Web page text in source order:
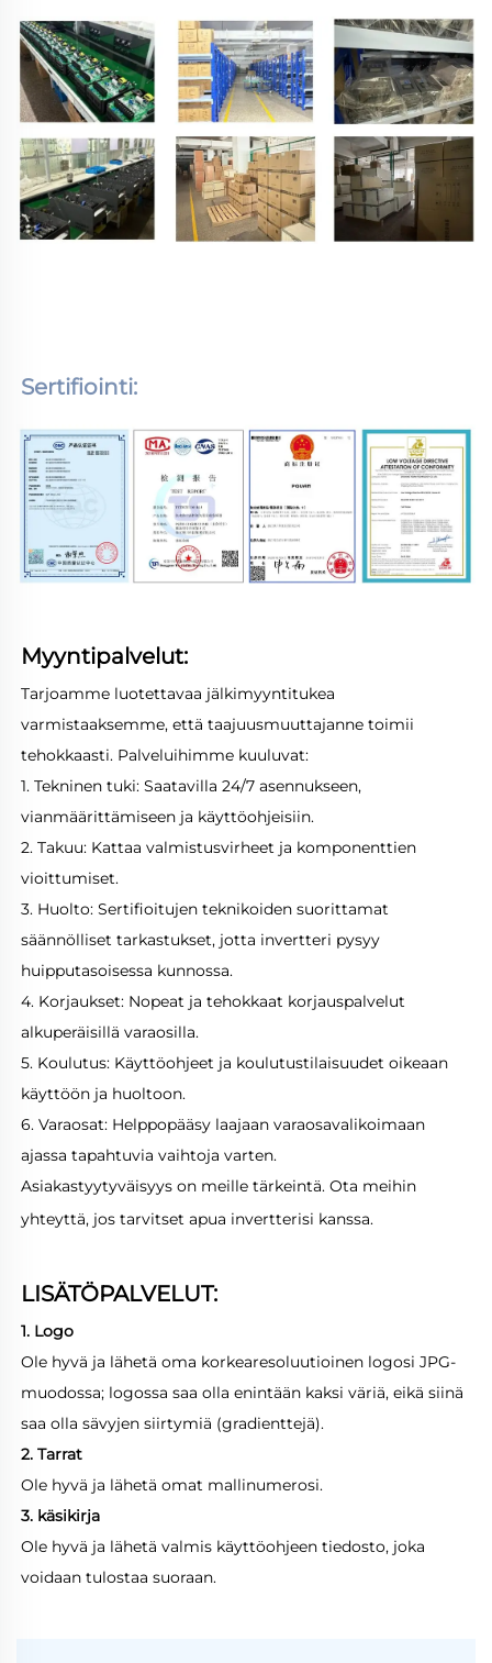
Sertifiointi:
Myyntipalvelut:
Tarjoamme luotettavaa jälkimyyntitukea
varmistaaksemme, että taajuusmuuttajanne toimii
tehokkaasti. Palveluihimme kuuluvat:
1. Tekninen tuki: Saatavilla 24/7 asennukseen,
vianmäärittämiseen ja käyttöohjeisiin.
2. Takuu: Kattaa valmistusvirheet ja komponenttien
vioittumiset.
3. Huolto: Sertifioitujen teknikoiden suorittamat
säännölliset tarkastukset, jotta invertteri pysyy
huipputasoisessa kunnossa.
4. Korjaukset: Nopeat ja tehokkaat korjauspalvelut
alkuperäisillä varaosilla.
5. Koulutus: Käyttöohjeet ja koulutustilaisuudet oikeaan
käyttöön ja huoltoon.
6. Varaosat: Helppopääsy laajaan varaosavalikoimaan
ajassa tapahtuvia vaihtoja varten.
Asiakastyytyväisyys on meille tärkeintä. Ota meihin
yhteyttä, jos tarvitset apua invertterisi kanssa.
LISÄTÖPALVELUT:
1. Logo
Ole hyvä ja lähetä oma korkearesoluutioinen logosi JPG-
muodossa; logossa saa olla enintään kaksi väriä, eikä siinä
saa olla sävyjen siirtymiä (gradienttejä).
2. Tarrat
Ole hyvä ja lähetä omat mallinumerosi.
3. käsikirja
Ole hyvä ja lähetä valmis käyttöohjeen tiedosto, joka
voidaan tulostaa suoraan.